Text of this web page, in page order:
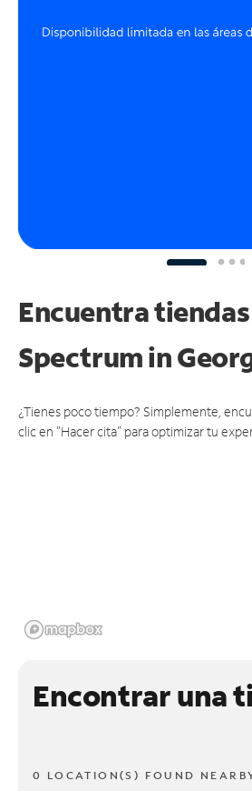
Encuentra
Spectrumin
¿Tienes poco tiempo? Simplemente,
clic en "Hacer cita" para optimizar tu
Encontrar una
0 LOCATION(S) FOUND